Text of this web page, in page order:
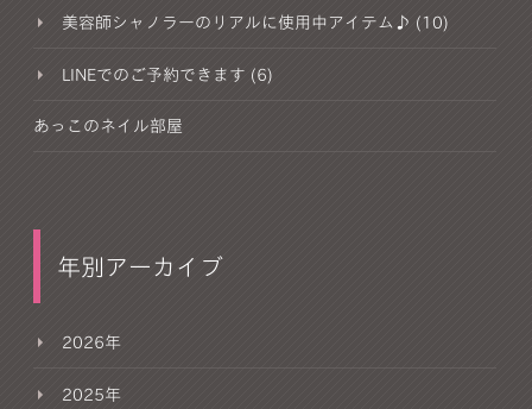
美容師シャノラーのリアルに使用中アイテム♪ (10)
LINEでのご予約できます (6)
あっこのネイル部屋
年別アーカイブ
2026年
2025年